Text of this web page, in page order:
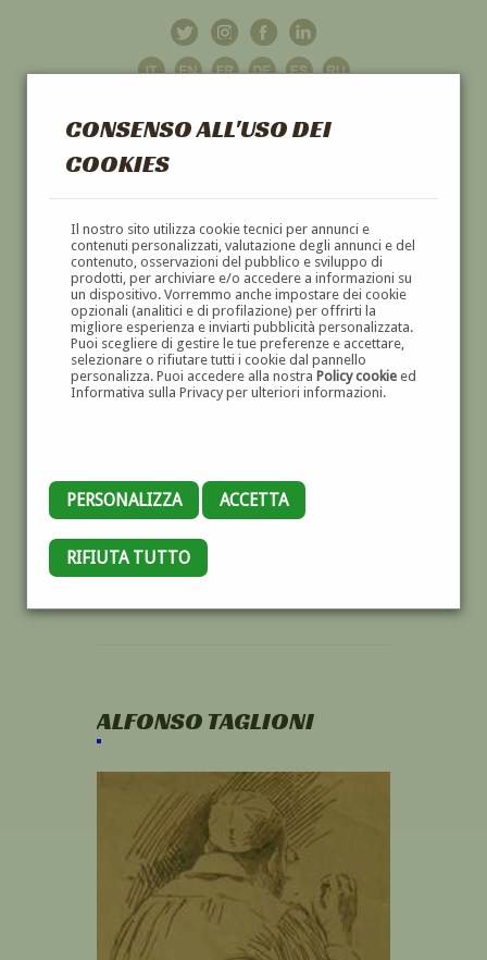
CONSENSO ALL'USO DEI
COOKIES
Il nostro sito utilizza cookie tecnici per annunci e
contenuti personalizzati, valutazione degli annunci e del
contenuto, osservazioni del pubblico e sviluppo di
prodotti, per archiviare e/o accedere a informazioni su
un dispositivo. Vorremmo anche impostare dei cookie
opzionali (analitici e di profilazione) per offrirti la
migliore esperienza e inviarti pubblicità personalizzata.
Puoi scegliere di gestire le tue preferenze e accettare,
selezionare o rifiutare tutti i cookie dal pannello
personalizza. Puoi accedere alla nostra Policy cookieed
Informativa sulla Privacy per ulteriori informazioni.
PERSONALIZZA ACCETTA
RIFIUTA TUTTO
GALLERIAD'ARTE
DIPINTI E SCULTURE '800 E '900
ALFONSO TAGLIONI